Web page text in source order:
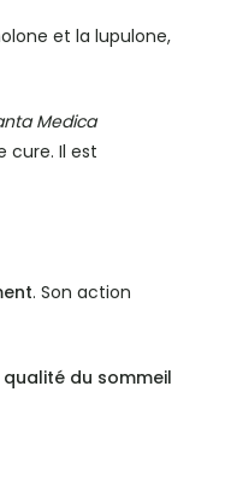
et la lupulone,
Medica
cure. Il est
. Son action
du sommeil